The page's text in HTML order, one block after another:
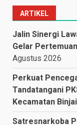
ARTIKEL
Jalin Sinergi
Gelar
Agustus 2026
Perkuat
Tandatangani
Kecamatan
Satresnarkoba